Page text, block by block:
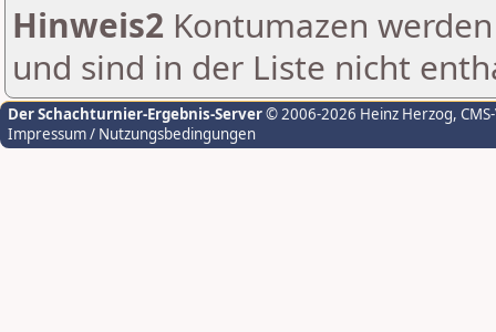
Hinweis2 Kontumazen
und sind in der Liste nicht
Der Schachturnier-Ergebnis-Server© 2006-2026 Heinz Herzog,
Impressum / Nutzungsbedingungen